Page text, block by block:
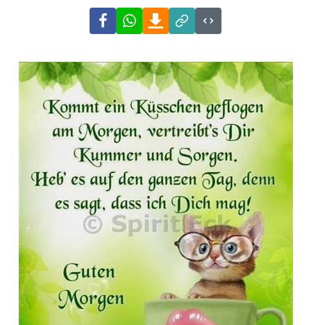
FacebookWhatsAppDownload
Link
Code